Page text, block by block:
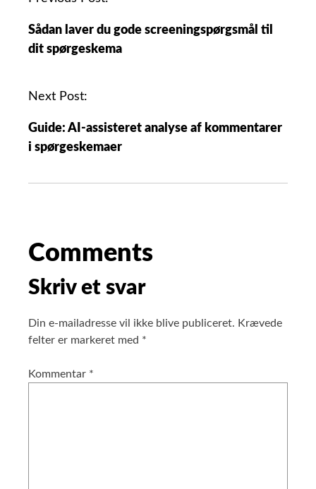
Sådan laver du gode screeningspørgsmål til
dit spørgeskema
Next Post:
Guide: AI-assisteret analyse af kommentarer
i spørgeskemaer
Comments
Skriv et svar
Din e-mailadresse vil ikke blive publiceret. Krævede
felter er markeret med *
Kommentar *